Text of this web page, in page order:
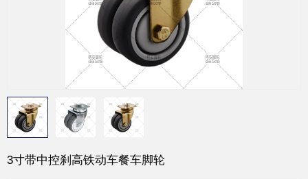
3寸带中控刹高铁动车餐车脚轮